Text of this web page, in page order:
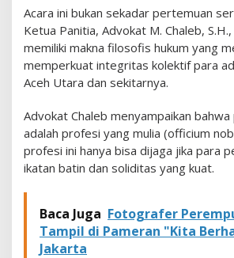
r
u
m
A
d
v
a
t
B
e
a
t
u
​Acara ini bukan sekadar pertemuan
Ketua Panitia, Advokat M. Chaleb,
memiliki makna filosofis hukum yang
memperkuat integritas kolektif para
Aceh Utara dan sekitarnya.
​Advokat Chaleb menyampaikan
adalah profesi yang mulia (officium
profesi ini hanya bisa dijaga jika para
ikatan batin dan soliditas yang kuat.
Baca Juga Fotografer
Tampil di Pameran "Kita
Jakarta